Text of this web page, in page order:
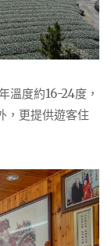
溫度約16-24度，
，更提供遊客住